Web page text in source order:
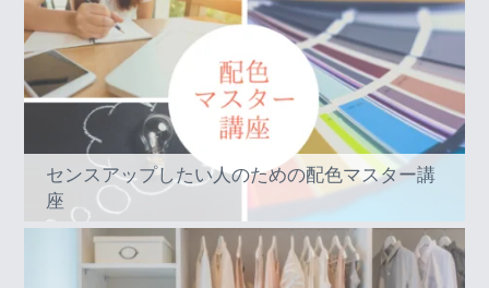
センスアップしたい人のための配色マスター講
座